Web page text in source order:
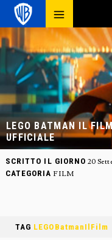
LEGO BATMAN IL
UFFICIALE
SCRITTO IL GIORNO 20
CATEGORIA FILM
TAG LEGOBatmanIlFilm